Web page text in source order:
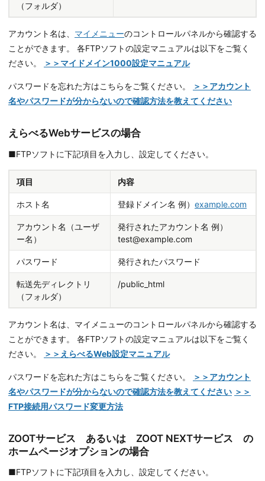
（フォルダ）
アカウント名は、 マイメニューのコントロールパネルから確認する
ことができます。 各FTPソフトの設定マニュアルは以下をご覧く
ださい。
＞＞マイドメイン1000設定マニュアル
パスワードを忘れた方はこちらをご覧ください。
＞＞アカウント
名やパスワードが分からないので確認方法を教えてください
えらべるWebサービスの場合
■FTPソフトに下記項目を入力し、設定してください。
項目 内容
ホスト名 登録ドメイン名 例） example.com
アカウント名（ユーザ
ー名）
発行されたアカウント名 例）
test@example.com
パスワード 発行されたパスワード
転送先ディレクトリ
（フォルダ）
/public_html
アカウント名は、マイメニューのコントロールパネルから確認する
ことができます。 各FTPソフトの設定マニュアルは以下をご覧く
ださい。
＞＞えらべるWeb設定マニュアル
パスワードを忘れた方はこちらをご覧ください。
＞＞アカウント
名やパスワードが分からないので確認方法を教えてください ＞＞
FTP接続用パスワード変更方法
ZOOTサービス あるいは ZOOT NEXTサービス の
ホームページオプションの場合
■FTPソフトに下記項目を入力し、設定してください。